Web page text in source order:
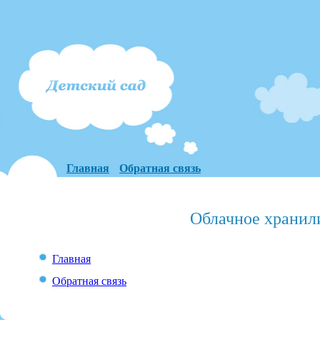
Главная Обратная связь
Облачное
Главная
Обратная связь